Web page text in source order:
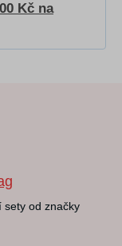
Kč na
sety od značky